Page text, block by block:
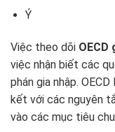
Ý
Việc theo dõi OECD
việc nhận biết các
phán gia nhập.
kết với các nguyên
vào các mục tiêu